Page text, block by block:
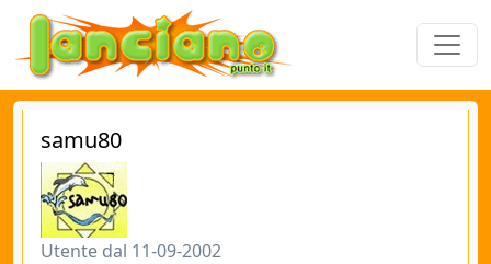
samu80
Utente dal 11-09-2002